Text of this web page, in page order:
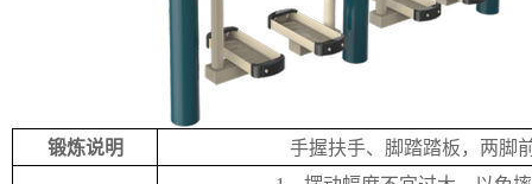
锻炼说明 手握扶手、脚踏踏板，两脚